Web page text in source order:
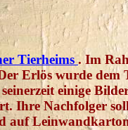
Tierheims. Im
Erlös wurde dem
einige
Ihre Nachfolger
auf